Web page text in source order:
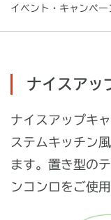
イベント・キャンペー
ナイスアッ
ナイスアップキ
ステムキッチン
ます。置き型の
ンコンロをご使